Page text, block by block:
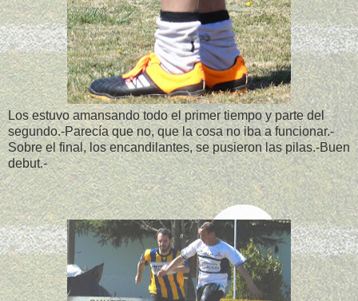
Los estuvo amansando todo el primer tiempo y parte del
segundo.-Parecía que no, que la cosa no iba a funcionar.-
Sobre el final, los encandilantes, se pusieron las pilas.-Buen
debut.-